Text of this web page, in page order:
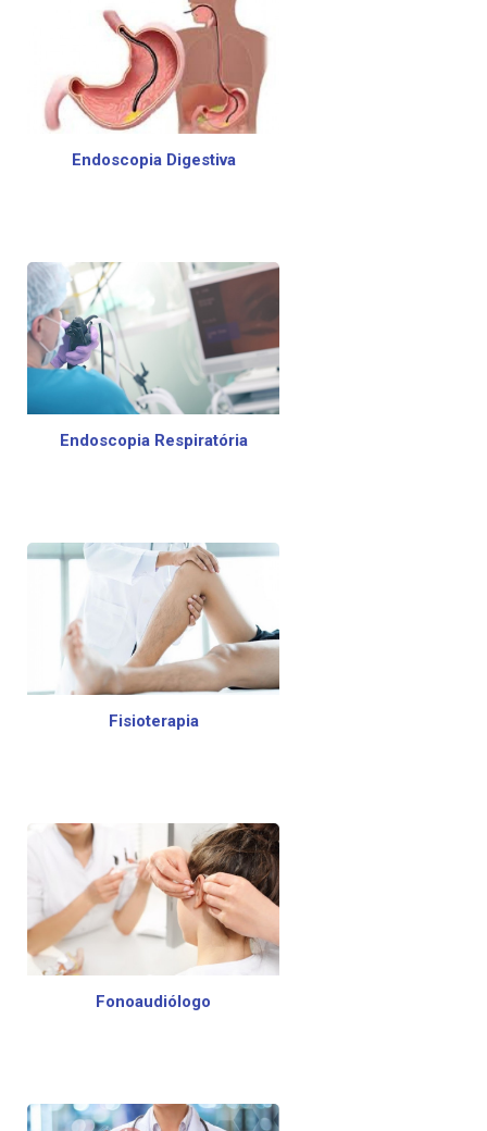
Endoscopia Digestiva
Endoscopia Respiratória
Fisioterapia
Fonoaudiólogo